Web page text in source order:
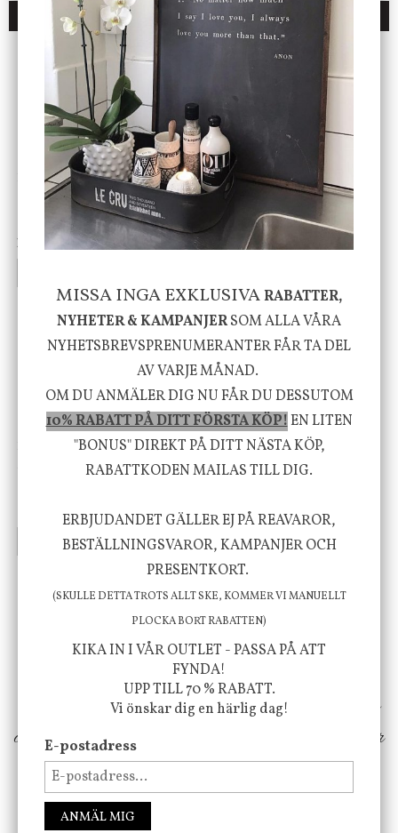
DU KANSKE OCKSÅ ÄR INTRESSERAD AV
ENDAST 1 ST KVAR I LAGER
DBKD
Cloudy kruka mini, vit
199 kr
Star Trading
Bordslampa Mushroom
vit, Utomhus
499 kr
House Doctor
Skål, Hands marmor
635 kr795 kr
-20%
KÖP
Nicolas Vahé
Serveringsfat, Ostron,
415 kr
INFO KÖP
Vi vill förmedla känsla, upplevelse och
välbefinnande för dig och ditt hem! Med
inspiration från naturen och dess färgpalett
erbjuder vi omsorgsfullt utvalda produkter som
ökar trivsel i ditt hem och ger det lilla extra för
att öka ditt välmående!
MISSA INGA EXKLUSIVARABATTER,
NYHETER & KAMPANJERSOM ALLA VÅRA
NYHETSBREVSPRENUMERANTER FÅR TA DEL
AV VARJE MÅNAD.
OM DU ANMÄLER DIG NU FÅR DU DESSUTOM
10% RABATT PÅ DITT FÖRSTA KÖP!EN LITEN
"BONUS" DIREKT PÅ DITT NÄSTA KÖP,
RABATTKODEN MAILAS TILL DIG.
ERBJUDANDET GÄLLER EJ PÅ REAVAROR,
BESTÄLLNINGSVAROR, KAMPANJER OCH
PRESENTKORT.
(SKULLE DETTA TROTS ALLT SKE, KOMMER VI MANUELLT
PLOCKA BORT RABATTEN)
KIKA IN I VÅR OUTLET - PASSA PÅ ATT
FYNDA!
UPP TILL 70 % RABATT.
Vi önskar dig en härlig dag!
E-postadress
ANMÄL MIG